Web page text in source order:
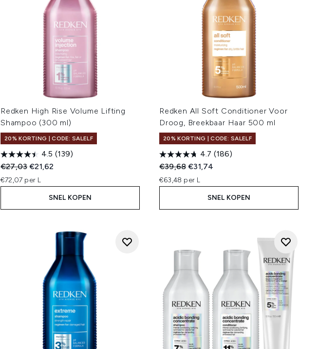
Redken High Rise Volume Lifting
Shampoo (300 ml)
20% KORTING | CODE: SALELF
4.5 (139)
Recommended Retail Price:
€27,03Huidige prijs:
€21,62
€72,07 per L
SNEL KOPEN
Redken All Soft Conditioner Voor
Droog, Breekbaar Haar 500 ml
20% KORTING | CODE: SALELF
4.7 (186)
Recommended Retail Price:
€39,68Huidige prijs:
€31,74
€63,48 per L
SNEL KOPEN